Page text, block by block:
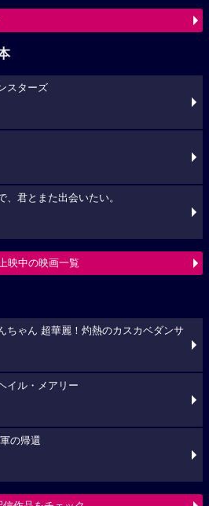
スターズ
、君とまた出会いたい。
映中の映画一覧
ちゃん 超華麗！灼熱のカスカベダンサ
イル・メアリー
の帰還